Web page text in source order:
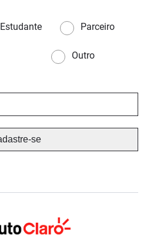
Estudante Parceiro
Outro